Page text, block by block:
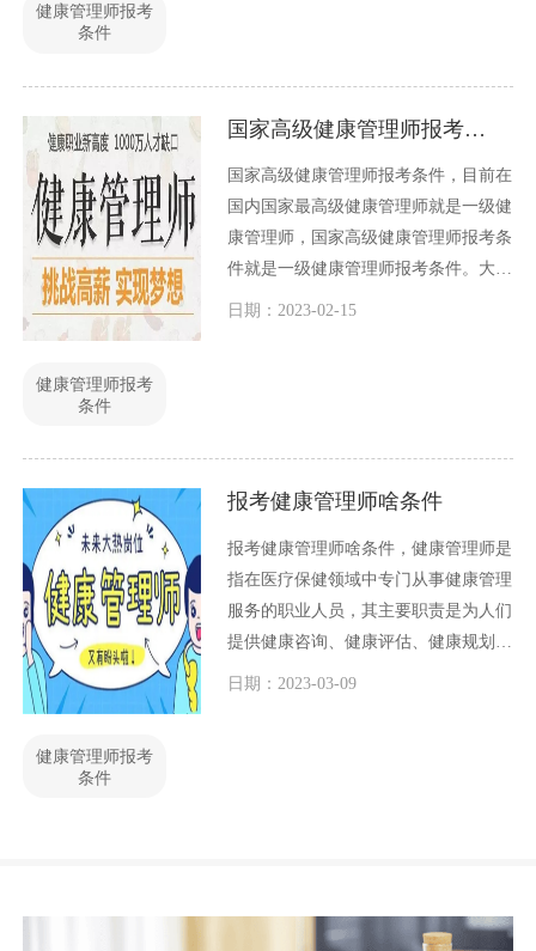
健康管理师报考
条件
国家高级健康管理师报考条件
国家高级健康管理师报考条件，目前在
国内国家最高级健康管理师就是一级健
康管理师，国家高级健康管理师报考条
件就是一级健康管理师报考条件。大家
都知道，一级健康管理师报考条件是健
日期：2023-02-15
健康管理师报考
条件
报考健康管理师啥条件
报考健康管理师啥条件，健康管理师是
指在医疗保健领域中专门从事健康管理
服务的职业人员，其主要职责是为人们
提供健康咨询、健康评估、健康规划等
服务，协助人们预防和控制慢性病、促
日期：2023-03-09
健康管理师报考
条件